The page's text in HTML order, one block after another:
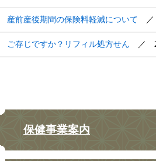
産前産後期間の保険料軽減について
ご存じですか？リフィル処方せん
保健事業案内